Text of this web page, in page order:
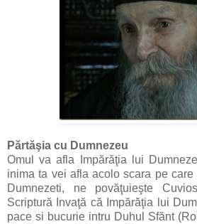
Părtăşia cu Dumnezeu
Omul va afla Impărăţia lui
inima ta vei afla acolo scara pe
Dumnezeti, ne povăţuieşte
Scriptură Invaţă că Impărăţia lui
pace si bucurie intru Duhul Sfănt